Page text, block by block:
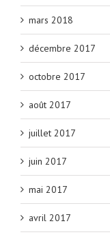
mars 2018
décembre 2017
octobre 2017
août 2017
juillet 2017
juin 2017
mai 2017
avril 2017